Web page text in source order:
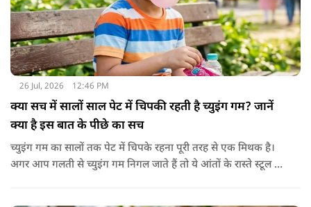
26 Jul, 2026 12:46 PM
क्या सच में सालों साल पेट में चिपकी रहती है च्युइंग गम? जानें
क्या है इस बात के पीछे का सच
च्युइंग गम का सालों तक पेट में चिपके रहना पूरी तरह से एक मिथक है।
अगर आप गलती से च्युइंग गम निगल जाते हैं तो ये आंतों के रास्ते स्टूल में